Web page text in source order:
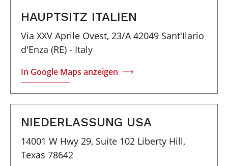
HAUPTSITZ ITALIEN
Via XXV Aprile Ovest, 23/A 42049 Sant'Ilario
d'Enza (RE) - Italy
In Google Maps anzeigen
NIEDERLASSUNG USA
14001 W Hwy 29, Suite 102 Liberty Hill,
Texas 78642